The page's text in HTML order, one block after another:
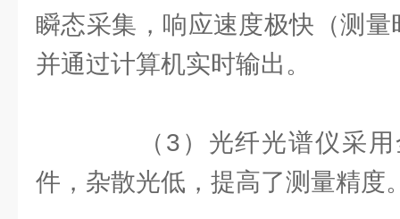
瞬态采集，响应速度极快（测
并通过计算机实时输出。
（3）光纤光谱仪采用
件，杂散光低，提高了测量精度